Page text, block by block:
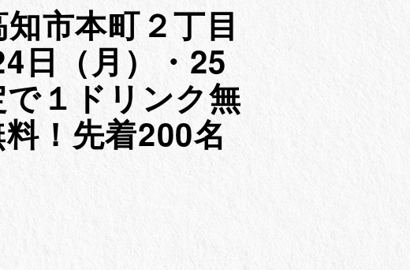
市本町２丁目
日（月）・25
１ドリンク無
！先着200名